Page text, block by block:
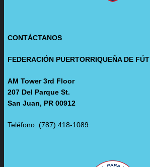
CONTÁCTANOS
FEDERACIÓN PUERTORRIQUEÑA DE
AM Tower 3rd Floor
207 Del Parque St.
San Juan, PR 00912
Teléfono: (787) 418-1089